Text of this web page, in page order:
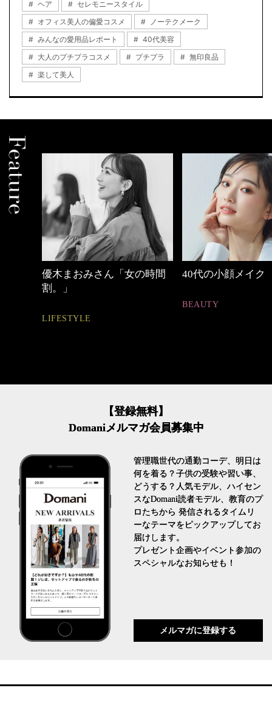
ヘア
セレモニースタイル
オフィス美人の偏愛コスメ
ノーテクメーク
みんなの愛用品レポート
40代美容
大人のプチプラコスメ
プチプラ
無印良品
楽して美人
優木まおみさん「女の時間
割。」
LIFESTYLE
40代の小顔メイク
BEAUTY
【登録無料】
Domaniメルマガ会員募集中
管理職世代の通勤コーデ、明日は
何を着る？子供の受験や習い事、
どうする？人気モデル、ハイセン
スなDomani読者モデル、教育のプ
ロたちから 発信されるタイムリ
ーなテーマをピックアップしてお
届けします。
プレゼント企画やイベント参加の
スペシャルなお知らせも！
メルマガに登録する